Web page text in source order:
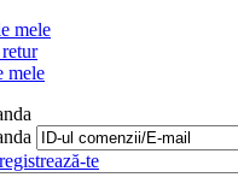
mele
mele
te